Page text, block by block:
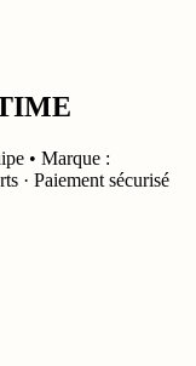
• Marque :
· Paiement sécurisé